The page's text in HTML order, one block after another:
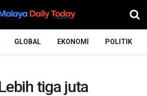
GLOBAL EKONOMI POLITIK
tiga juta